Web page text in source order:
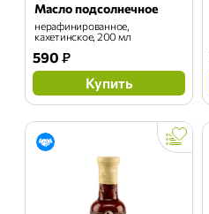
Масло подсолнечное
нерафинированное,
кахетинское, 200 мл
590 ₽
Купить